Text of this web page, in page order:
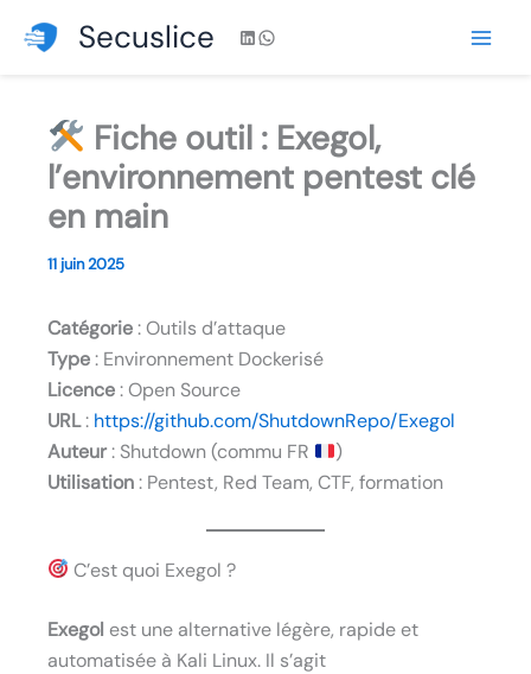
Secuslice LinkedIn
WhatsApp
Fiche outil : Exegol,
l’environnement pentest clé
en main
11 juin 2025
Catégorie: Outils d’attaque
Type: Environnement Dockerisé
Licence: Open Source
URL: https://github.com/ShutdownRepo/Exegol
Auteur: Shutdown (commu FR
)
Utilisation: Pentest, Red Team, CTF, formation
C’est quoi Exegol ?
Exegol est une alternative légère, rapide et
automatisée à Kali Linux. Il s’agit